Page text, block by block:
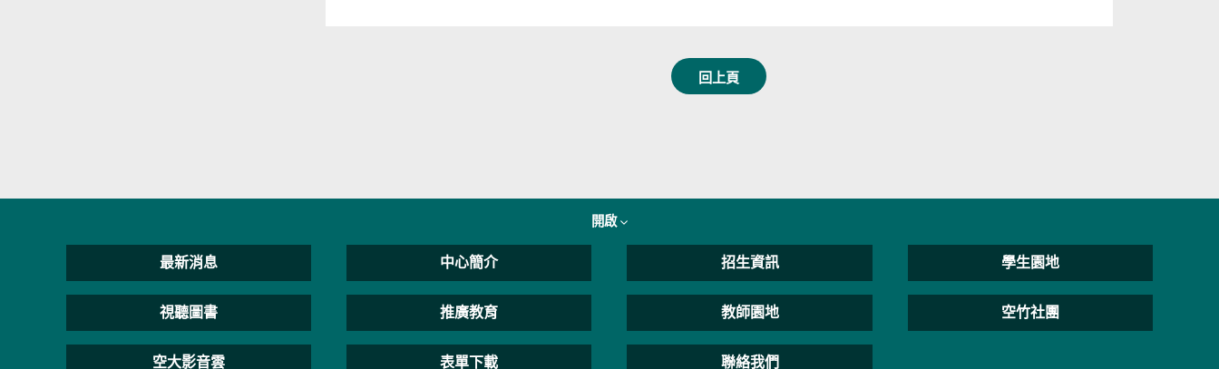
回上頁
開啟
最新消息 中心簡介 招生資訊 學生園地
視聽圖書 推廣教育 教師園地 空竹社團
空大影音雲 表單下載 聯絡我們